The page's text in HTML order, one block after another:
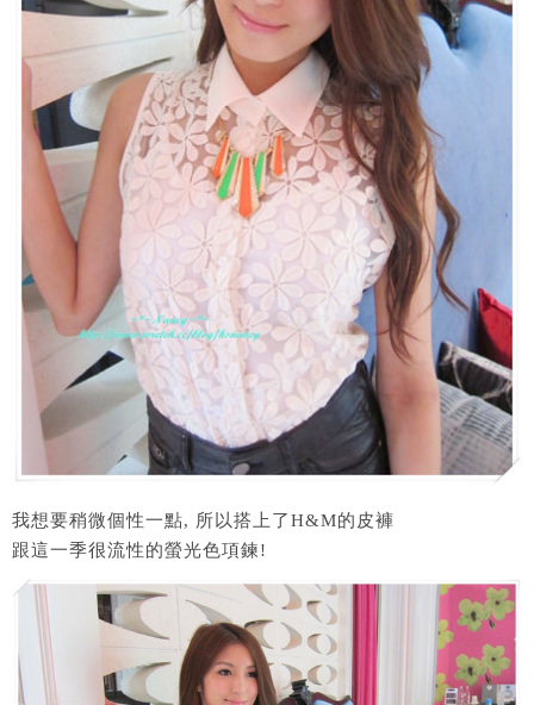
我想要稍微個性一點, 所以搭上了H&M的皮褲
跟這一季很流性的螢光色項鍊!